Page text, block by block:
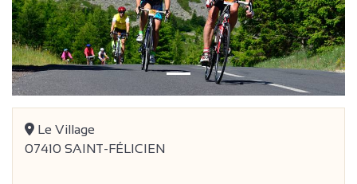
Le Village
07410 SAINT-FÉLICIEN